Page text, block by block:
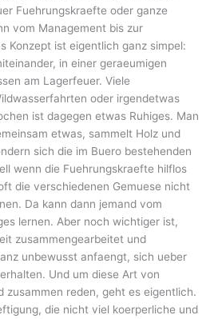
Fuehrungskraefte oder ganze
vom Management bis zur
Konzept ist eigentlich ganz simpel:
in einer geraeumigen
am Lagerfeuer. Viele
oder irgendetwas
ist dagegen etwas Ruhiges. Man
etwas, sammelt Holz und
sich die im Buero bestehenden
wenn die Fuehrungskraefte hilflos
die verschiedenen Gemuese nicht
Da kann dann jemand vom
lernen. Aber noch wichtiger ist,
zusammengearbeitet und
unbewusst anfaengt, sich ueber
Und um diese Art von
zusammen reden, geht es eigentlich.
die nicht viel koerperliche und